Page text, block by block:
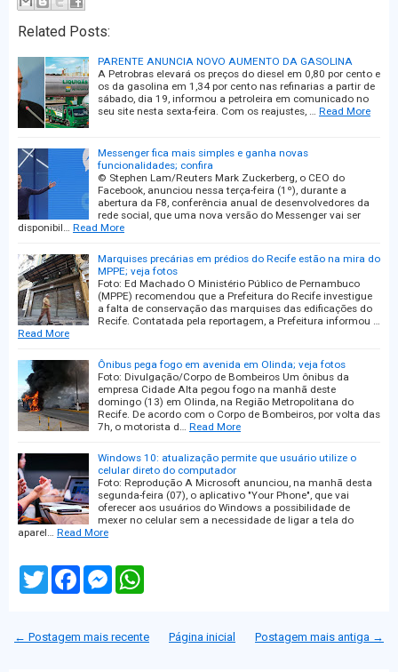
Related Posts:
PARENTE ANUNCIA NOVO AUMENTO DA GASOLINA
A Petrobras elevará os preços do diesel em 0,80 por cento e
os da gasolina em 1,34 por cento nas refinarias a partir de
sábado, dia 19, informou a petroleira em comunicado no
seu site nesta sexta-feira. Com os reajustes, … Read More
Messenger fica mais simples e ganha novas
funcionalidades; confira
© Stephen Lam/Reuters Mark Zuckerberg, o CEO do
Facebook, anunciou nessa terça-feira (1º), durante a
abertura da F8, conferência anual de desenvolvedores da
rede social, que uma nova versão do Messenger vai ser
disponibil… Read More
Marquises precárias em prédios do Recife estão na mira do
MPPE; veja fotos
Foto: Ed Machado O Ministério Público de Pernambuco
(MPPE) recomendou que a Prefeitura do Recife investigue
a falta de conservação das marquises das edificações do
Recife. Contatada pela reportagem, a Prefeitura informou …
Read More
Ônibus pega fogo em avenida em Olinda; veja fotos
Foto: Divulgação/Corpo de Bombeiros Um ônibus da
empresa Cidade Alta pegou fogo na manhã deste
domingo (13) em Olinda, na Região Metropolitana do
Recife. De acordo com o Corpo de Bombeiros, por volta das
7h, o motorista d… Read More
Windows 10: atualização permite que usuário utilize o
celular direto do computador
Foto: Reprodução A Microsoft anunciou, na manhã desta
segunda-feira (07), o aplicativo "Your Phone", que vai
oferecer aos usuários do Windows a possibilidade de
mexer no celular sem a necessidade de ligar a tela do
aparel… Read More
T
w
e
F
o
M
n
A
← Postagem mais recente Postagem mais antiga →
Página inicial